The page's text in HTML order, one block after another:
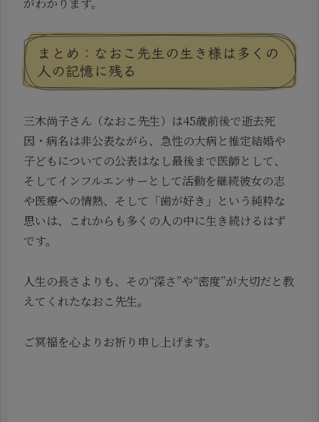
がわかります。
まとめ：なおこ先生の生き様は多くの
人の記憶に残る
三木尚子さん（なおこ先生）は45歳前後で逝去死
因・病名は非公表ながら、急性の大病と推定結婚や
子どもについての公表はなし最後まで医師として、
そしてインフルエンサーとして活動を継続彼女の志
や医療への情熱、そして「歯が好き」という純粋な
思いは、これからも多くの人の中に生き続けるはず
です。
人生の長さよりも、その“深さ”や“密度”が大切だと教
えてくれたなおこ先生。
ご冥福を心よりお祈り申し上げます。